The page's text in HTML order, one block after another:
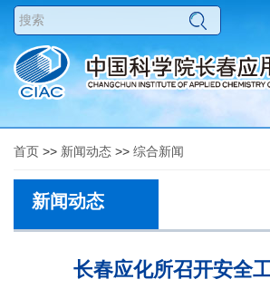
首页 >> 新闻动态 >> 综合新闻
新闻动态
长春应化所召开安全